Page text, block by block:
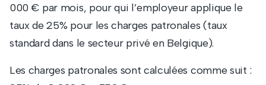
000 € par mois, pour qui l’employeur applique le
taux de 25% pour les charges patronales (taux
standard dans le secteur privé en Belgique).
Les charges patronales sont calculées comme suit :